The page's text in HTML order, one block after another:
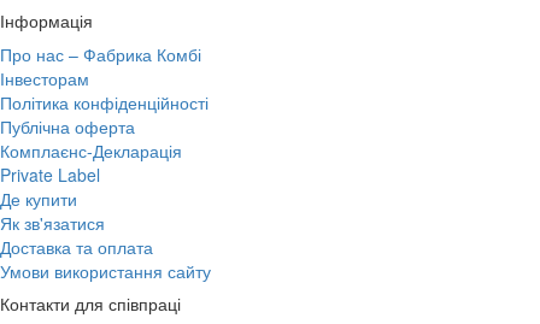
Інформація
Про нас – Фабрика Комбі
Інвесторам
Політика конфіденційності
Публічна оферта
Комплаєнс-Декларація
Private Label
Де купити
Як зв'язатися
Доставка та оплата
Умови використання сайту
Контакти для співпраці